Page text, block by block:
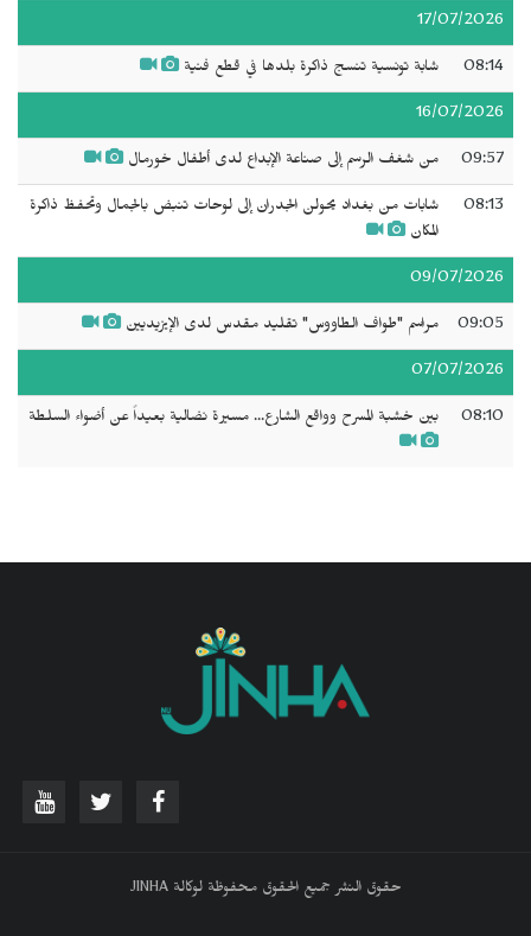
17/07/2026
08:14 شابة تونسية تنسج ذاكرة بلدها في قطع فنية
16/07/2026
09:57 من شغف الرسم إلى صناعة الإبداع لدى أطفال خورمال
08:13
شابات من بغداد يحولن الجدران إلى لوحات تنبض بالجمال وتحفظ ذاكرة
المكان
09/07/2026
09:05 مراسم "طواف الطاووس" تقليد مقدس لدى الإيزيديين
07/07/2026
08:10 بين خشبة المسرح وواقع الشارع... مسيرة نضالية بعيداً عن أضواء السلطة
حقوق النشر جميع الحقوق محفوظة لوكالة JINHA